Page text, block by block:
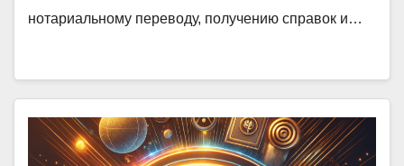
нотариальному переводу, получению справок и…